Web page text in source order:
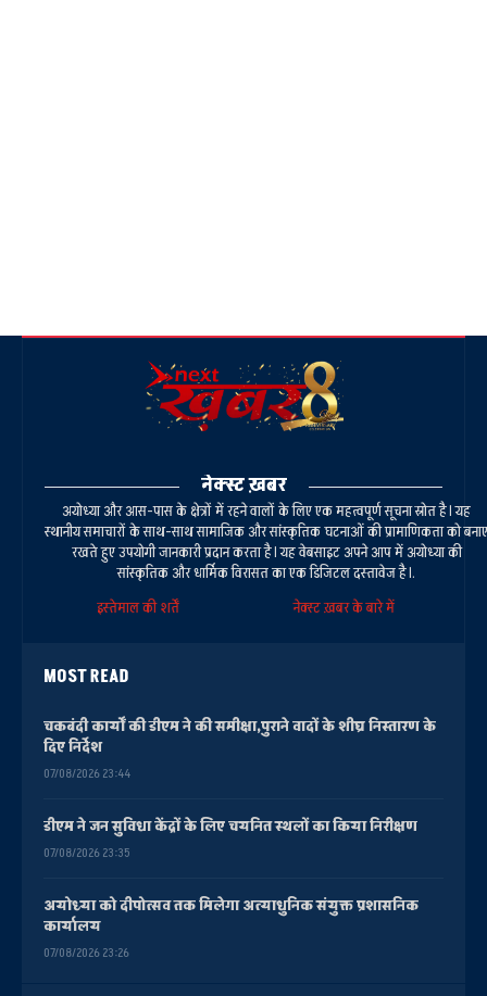
नेक्स्ट ख़बर
अयोध्या और आस-पास के क्षेत्रों में रहने वालों के लिए एक महत्वपूर्ण सूचना स्रोत है। यह
स्थानीय समाचारों के साथ-साथ सामाजिक और सांस्कृतिक घटनाओं की प्रामाणिकता को बनाए
रखते हुए उपयोगी जानकारी प्रदान करता है। यह वेबसाइट अपने आप में अयोध्या की
सांस्कृतिक और धार्मिक विरासत का एक डिजिटल दस्तावेज है।.
इस्तेमाल की शर्तें
नेक्स्ट ख़बर के बारे में
MOST READ
चकबंदी कार्यों की डीएम ने की समीक्षा,पुराने वादों के शीघ्र निस्तारण के
दिए निर्देश
07/08/2026 23:44
डीएम ने जन सुविधा केंद्रों के लिए चयनित स्थलों का किया निरीक्षण
07/08/2026 23:35
अयोध्या को दीपोत्सव तक मिलेगा अत्याधुनिक संयुक्त प्रशासनिक
कार्यालय
07/08/2026 23:26